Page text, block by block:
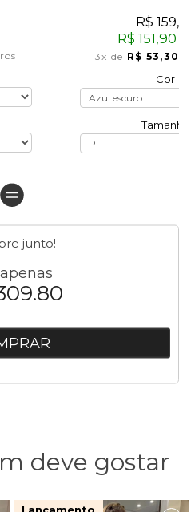
R$
R$ 151,90
3x de R$ 53,30
Cor
Tamanho
junto!
deve gostar